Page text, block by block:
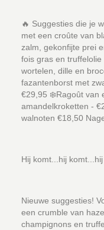
🔥 Suggesties die je
met een croûte van
zalm, gekonfijte prei
fois gras en
wortelen, dille en
fazantenborst met
€29,95 ❄️Ragoût van
amandelkroketten -
walnoten €18,50
Hij komt...hij
Nieuwe suggesties!
een crumble van
champignons en